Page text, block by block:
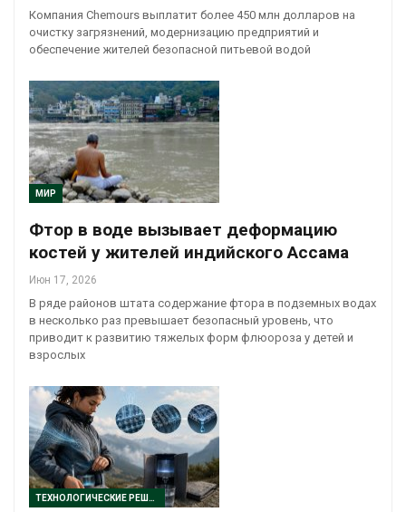
Компания Chemours выплатит более 450 млн долларов на
очистку загрязнений, модернизацию предприятий и
обеспечение жителей безопасной питьевой водой
МИР
Фтор в воде вызывает деформацию
костей у жителей индийского Ассама
Июн 17, 2026
В ряде районов штата содержание фтора в подземных водах
в несколько раз превышает безопасный уровень, что
приводит к развитию тяжелых форм флюороза у детей и
взрослых
ТЕХНОЛОГИЧЕСКИЕ РЕШЕНИЯ